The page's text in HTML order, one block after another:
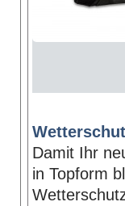
Damit Ihr
in Topform